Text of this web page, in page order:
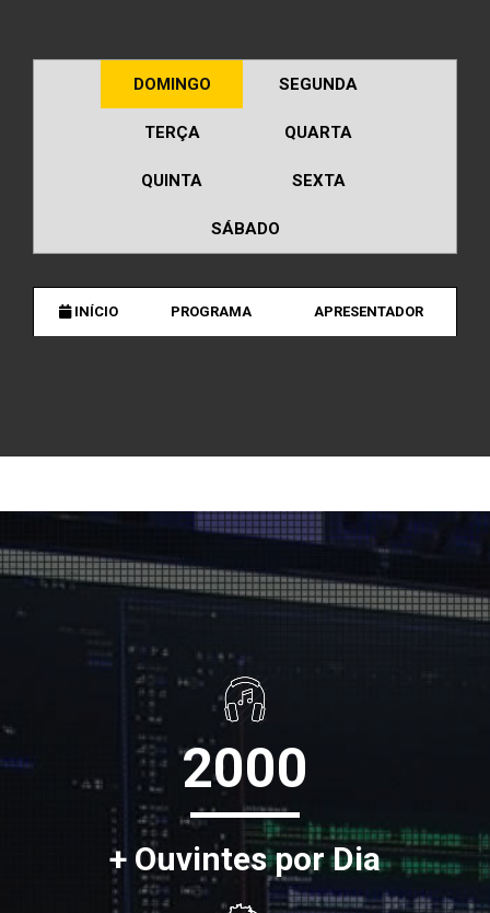
DOMINGO SEGUNDA
TERÇA QUARTA
QUINTA SEXTA
SÁBADO
INÍCIO PROGRAMA APRESENTADOR
2000
+ Ouvintes por Dia